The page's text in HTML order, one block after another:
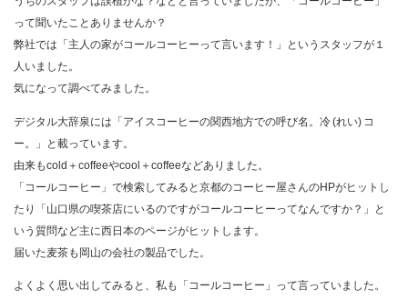
って聞いたことありませんか？
弊社では「主人の家がコールコーヒーって言います！」というスタッフが１
人いました。
気になって調べてみました。
デジタル大辞泉には「アイスコーヒーの関西地方での呼び名。冷 (れい) コ
ー。」と載っています。
由来もcold＋coffeeやcool＋coffeeなどありました。
「コールコーヒー」で検索してみると京都のコーヒー屋さんのHPがヒットし
たり「山口県の喫茶店にいるのですがコールコーヒーってなんですか？」と
いう質問など主に西日本のページがヒットします。
届いた麦茶も岡山の会社の製品でした。
よくよく思い出してみると、私も「コールコーヒー」って言っていました。